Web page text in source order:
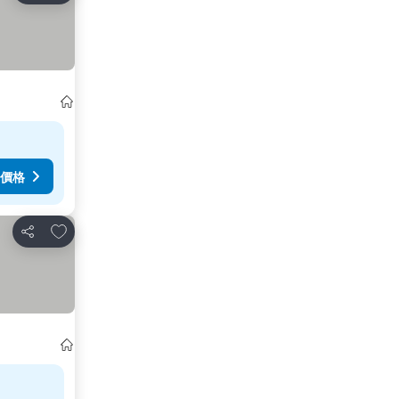
格
分享
放到收藏夾